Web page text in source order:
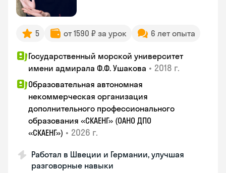
5 от 1590 ₽ за урок 6 лет опыта
Государственный морской университет
имени адмирала Ф.Ф. Ушакова • 2018 г.
Образовательная автономная
некоммерческая организация
дополнительного профессионального
образования «СКАЕНГ» (ОАНО ДПО
«СКАЕНГ») • 2026 г.
Работал в Швеции и Германии, улучшая
разговорные навыки